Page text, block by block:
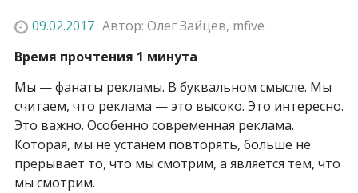
09.02.2017 Автор: Олег Зайцев, mfive
Время прочтения 1 минута
Мы — фанаты рекламы. В буквальном смысле. Мы
считаем, что реклама — это высоко. Это интересно.
Это важно. Особенно современная реклама.
Которая, мы не устанем повторять, больше не
прерывает то, что мы смотрим, а является тем, что
мы смотрим.